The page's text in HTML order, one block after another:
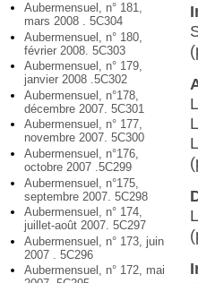
Aubermensuel, n° 181,
mars 2008 . 5C304
Aubermensuel, n° 180,
février 2008. 5C303
Aubermensuel, n° 179,
janvier 2008 .5C302
Aubermensuel, n°178,
décembre 2007. 5C301
Aubermensuel, n° 177,
novembre 2007. 5C300
Aubermensuel, n°176,
octobre 2007 .5C299
Aubermensuel, n°175,
septembre 2007. 5C298
Aubermensuel, n° 174,
juillet-août 2007. 5C297
Aubermensuel, n° 173, juin
2007 . 5C296
Aubermensuel, n° 172, mai